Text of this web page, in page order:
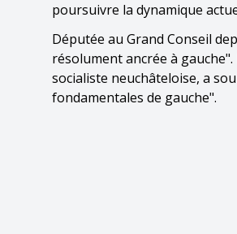
poursuivre la dynamique
Députée au Grand Conseil
résolument ancrée à
socialiste neuchâteloise, a
fondamentales de gauche".